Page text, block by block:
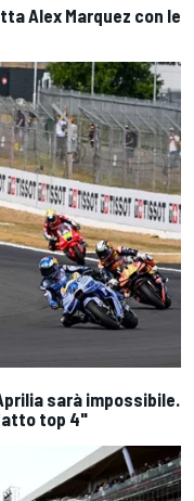
Alex Marquez con le
sarà impossibile.
top 4"